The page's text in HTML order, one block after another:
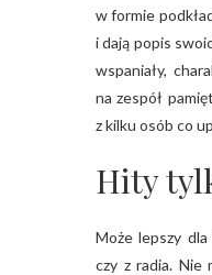
w formie
i dają popis
wspaniały,
na zespół
z kilku osób co
Hity
Może lepszy
czy z radia. Nie